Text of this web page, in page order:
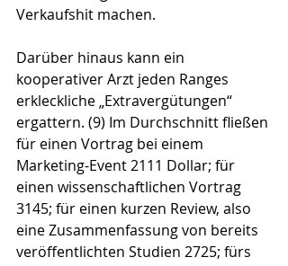
Verkaufshit machen.
Darüber hinaus kann ein
kooperativer Arzt jeden Ranges
erkleckliche „Extravergütungen“
ergattern. (9) Im Durchschnitt fließen
für einen Vortrag bei einem
Marketing-Event 2111 Dollar; für
einen wissenschaftlichen Vortrag
3145; für einen kurzen Review, also
eine Zusammenfassung von bereits
veröffentlichten Studien 2725; fürs